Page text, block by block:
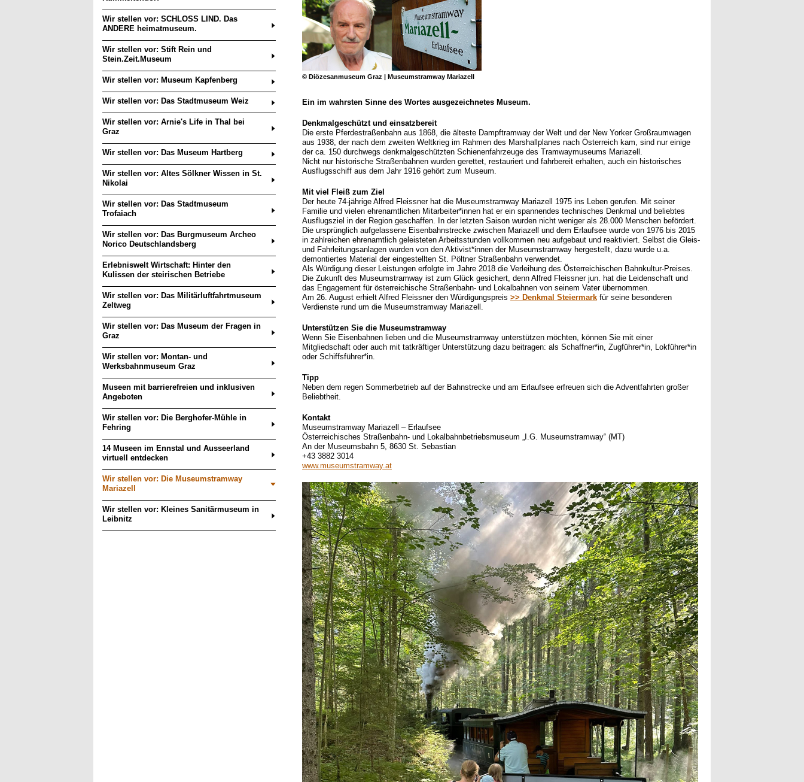
Wir stellen vor: SCHLOSS LIND. Das
ANDERE heimatmuseum.
Wir stellen vor: Stift Rein und
Stein.Zeit.Museum
Wir stellen vor: Museum Kapfenberg
Wir stellen vor: Das Stadtmuseum Weiz
Wir stellen vor: Arnie's Life in Thal bei
Graz
Wir stellen vor: Das Museum Hartberg
Wir stellen vor: Altes Sölkner Wissen in St.
Nikolai
Wir stellen vor: Das Stadtmuseum
Trofaiach
Wir stellen vor: Das Burgmuseum Archeo
Norico Deutschlandsberg
Erlebniswelt Wirtschaft: Hinter den
Kulissen der steirischen Betriebe
Wir stellen vor: Das Militärluftfahrtmuseum
Zeltweg
Wir stellen vor: Das Museum der Fragen in
Graz
Wir stellen vor: Montan- und
Werksbahnmuseum Graz
Museen mit barrierefreien und inklusiven
Angeboten
Wir stellen vor: Die Berghofer-Mühle in
Fehring
14 Museen im Ennstal und Ausseerland
virtuell entdecken
Wir stellen vor: Die Museumstramway
Mariazell
Wir stellen vor: Kleines Sanitärmuseum in
Leibnitz
© Diözesanmuseum Graz | Museumstramway Mariazell
Ein im wahrsten Sinne des Wortes ausgezeichnetes Museum.
Denkmalgeschützt und einsatzbereit
Die erste Pferdestraßenbahn aus 1868, die älteste Dampftramway der Welt und der New Yorker Großraumwagen
aus 1938, der nach dem zweiten Weltkrieg im Rahmen des Marshallplanes nach Österreich kam, sind nur einige
der ca. 150 durchwegs denkmalgeschützten Schienenfahrzeuge des Tramwaymuseums Mariazell.
Nicht nur historische Straßenbahnen wurden gerettet, restauriert und fahrbereit erhalten, auch ein historisches
Ausflugsschiff aus dem Jahr 1916 gehört zum Museum.
Mit viel Fleiß zum Ziel
Der heute 74-jährige Alfred Fleissner hat die Museumstramway Mariazell 1975 ins Leben gerufen. Mit seiner
Familie und vielen ehrenamtlichen Mitarbeiter*innen hat er ein spannendes technisches Denkmal und beliebtes
Ausflugsziel in der Region geschaffen. In der letzten Saison wurden nicht weniger als 28.000 Menschen befördert.
Die ursprünglich aufgelassene Eisenbahnstrecke zwischen Mariazell und dem Erlaufsee wurde von 1976 bis 2015
in zahlreichen ehrenamtlich geleisteten Arbeitsstunden vollkommen neu aufgebaut und reaktiviert. Selbst die Gleis-
und Fahrleitungsanlagen wurden von den Aktivist*innen der Museumstramway hergestellt, dazu wurde u.a.
demontiertes Material der eingestellten St. Pöltner Straßenbahn verwendet.
Als Würdigung dieser Leistungen erfolgte im Jahre 2018 die Verleihung des Österreichischen Bahnkultur-Preises.
Die Zukunft des Museumstramway ist zum Glück gesichert, denn Alfred Fleissner jun. hat die Leidenschaft und
das Engagement für österreichische Straßenbahn- und Lokalbahnen von seinem Vater übernommen.
Am 26. August erhielt Alfred Fleissner den Würdigungspreis >> Denkmal Steiermark für seine besonderen
Verdienste rund um die Museumstramway Mariazell.
Unterstützen Sie die Museumstramway
Wenn Sie Eisenbahnen lieben und die Museumstramway unterstützen möchten, können Sie mit einer
Mitgliedschaft oder auch mit tatkräftiger Unterstützung dazu beitragen: als Schaffner*in, Zugführer*in, Lokführer*in
oder Schiffsführer*in.
Tipp
Neben dem regen Sommerbetrieb auf der Bahnstrecke und am Erlaufsee erfreuen sich die Adventfahrten großer
Beliebtheit.
Kontakt
Museumstramway Mariazell – Erlaufsee
Österreichisches Straßenbahn- und Lokalbahnbetriebsmuseum „I.G. Museumstramway“ (MT)
An der Museumsbahn 5, 8630 St. Sebastian
+43 3882 3014
www.museumstramway.at